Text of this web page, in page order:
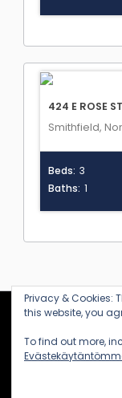
424 E ROSE
Smithfield,
Beds: 3
Baths: 1
KANARIALTA
Privacy & Cookies:
this website, you
To find out more,